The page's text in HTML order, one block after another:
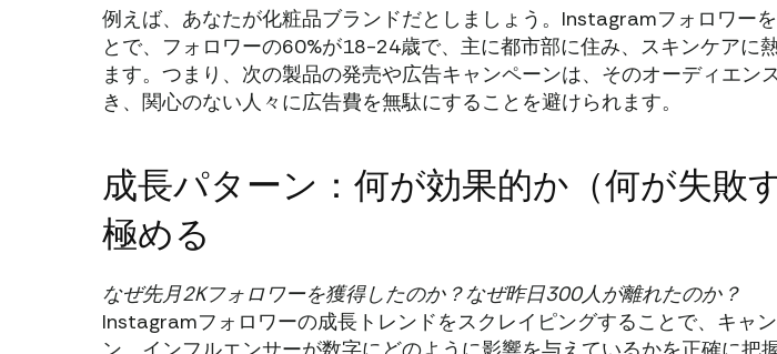
例えば、あなたが化粧品ブランドだとしましょう。Instagramフォロワー
とで、フォロワーの60%が18-24歳で、主に都市部に住み、スキンケアに
ます。つまり、次の製品の発売や広告キャンペーンは、そのオーディエン
き、関心のない人々に広告費を無駄にすることを避けられます。
成長パターン：何が効果的か（何が失敗
極める
なぜ先月2Kフォロワーを獲得したのか？なぜ昨日300人が離れたのか？
Instagramフォロワーの成長トレンドをスクレイピングすることで、キャ